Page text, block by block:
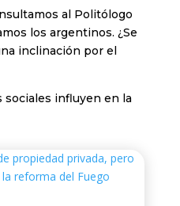
al Politólogo
los argentinos. ¿Se
inclinación por el
sociales influyen en la